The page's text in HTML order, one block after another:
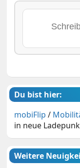
Du bist hier:
mobiFlip /
in neue
Weitere